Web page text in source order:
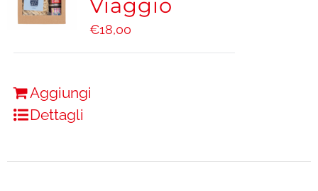
Viaggio
€18,00
Aggiungi
Dettagli